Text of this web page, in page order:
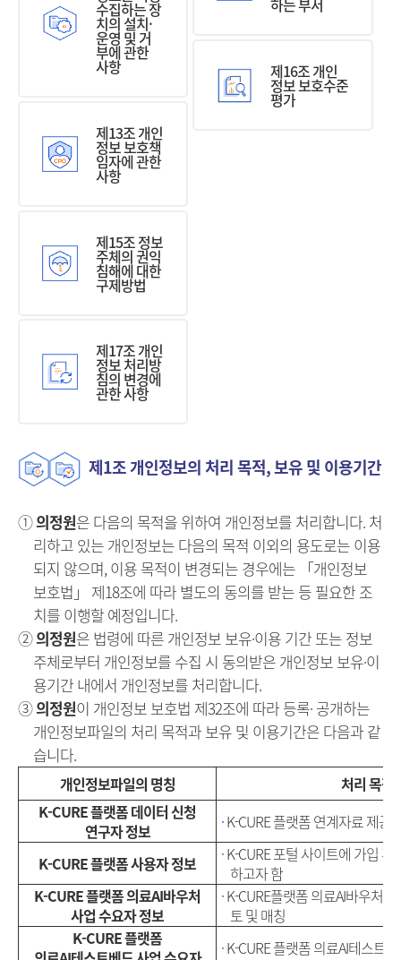
수집하는 장
치의 설치·
운영 및 거
부에 관한
사항
제13조 개인
정보 보호책
임자에 관한
사항
제15조 정보
주체의 권익
침해에 대한
구제방법
제17조 개인
정보 처리방
침의 변경에
관한 사항
하는 부서
제16조 개인
정보 보호수준
평가
제1조 개인정보의 처리 목적, 보유 및 이용기간
①의정원은 다음의 목적을 위하여 개인정보를 처리합니다. 처
리하고 있는 개인정보는 다음의 목적 이외의 용도로는 이용
되지 않으며, 이용 목적이 변경되는 경우에는 「개인정보
보호법」 제18조에 따라 별도의 동의를 받는 등 필요한 조
치를 이행할 예정입니다.
②의정원은 법령에 따른 개인정보 보유·이용 기간 또는 정보
주체로부터 개인정보를 수집 시 동의받은 개인정보 보유·이
용기간 내에서 개인정보를 처리합니다.
③의정원이 개인정보 보호법 제32조에 따라 등록· 공개하는
개인정보파일의 처리 목적과 보유 및 이용기간은 다음과 같
습니다.
개인정보파일의 명칭
처리 목적
K-CURE플랫폼 데이터 신청
연구자 정보
·K-CURE플랫폼 연계자료 제공
K-CURE플랫폼 사용자 정보 ·K-CURE 포털 사이트에 가입 후
하고자 함
K-CURE 플랫폼 의료AI바우처
사업 수요자 정보
·K-CURE플랫폼 의료AI바우처
토 및 매칭
K-CURE 플랫폼
·K-CURE 플랫폼 의료AI테스트